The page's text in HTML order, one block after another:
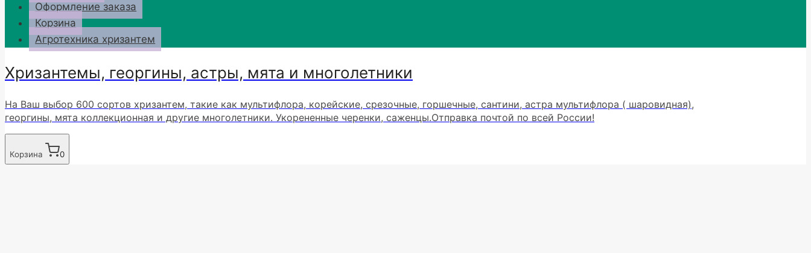
Оформление заказа
Корзина
Агротехника хризантем
Хризантемы, георгины, астры, мята и многолетники
На Ваш выбор 600 сортов хризантем, такие как мультифлора, корейские, срезочные, горшечные, сантини, астра мультифлора ( шаровидная),
георгины, мята коллекционная и другие многолетники. Укорененные черенки, саженцы.Отправка почтой по всей России!
Корзина 0